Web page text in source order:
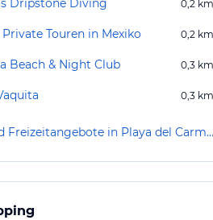
Dripstone Diving 0,2 km
Private Touren in Mexiko 0,2 km
Beach & Night Club 0,3 km
0,3 km
Sport- und Freizeitangebote in Playa del Carmen / Playacar